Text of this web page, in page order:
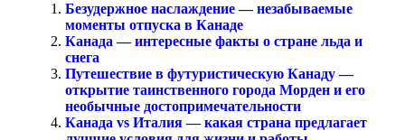
Безудержное наслаждение — незабываемые
моменты отпуска в Канаде
Канада — интересные факты о стране льда и
снега
Путешествие в футуристическую Канаду —
открытие таинственного города Морден и его
необычные достопримечательности
Канада vs Италия — какая страна предлагает